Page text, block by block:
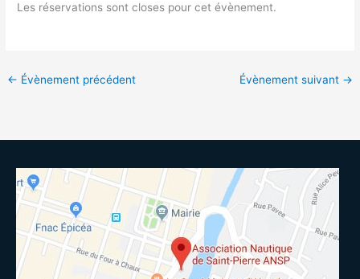
Les réservations sont closes pour cet évènement.
← Évènement précédent Évènement suivant →